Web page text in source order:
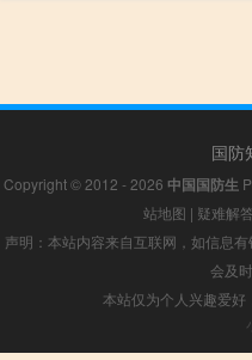
国防
Copyright © 2012 - 2026 中国国防生
站地图 | 疑难解答
声明：本站内容来自互联网，如信息
会及
本站仅为个人兴趣爱好